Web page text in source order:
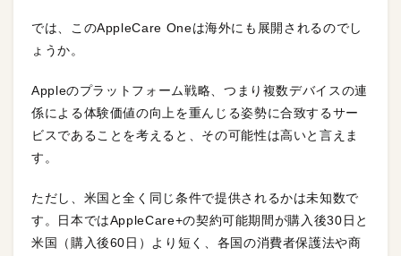
では、このAppleCare Oneは海外にも展開されるのでし
ょうか。
Appleのプラットフォーム戦略、つまり複数デバイスの連
係による体験価値の向上を重んじる姿勢に合致するサー
ビスであることを考えると、その可能性は高いと言えま
す。
ただし、米国と全く同じ条件で提供されるかは未知数で
す。日本ではAppleCare+の契約可能期間が購入後30日と
米国（購入後60日）より短く、各国の消費者保護法や商